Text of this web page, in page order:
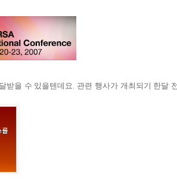
받을 수 있을텐데요. 관련 행사가 개최되기 한달 전